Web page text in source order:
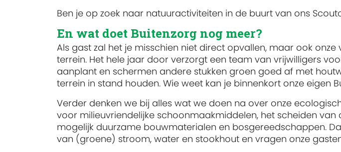
Ben je op zoek naar natuuractiviteiten in de buurt van ons
En wat doet Buitenzorg nog meer?
Als gast zal het je misschien niet direct opvallen, maar ook
terrein. Het hele jaar door verzorgt een team van vrijwilligers
aanplant en schermen andere stukken groen goed af met
terrein in stand houden. Wie weet kan je binnenkort onze eigen
Verder denken we bij alles wat we doen na over onze
voor milieuvriendelijke schoonmaakmiddelen, het scheiden
mogelijk duurzame bouwmaterialen en bosgereedschappen.
van (groene) stroom, water en stookhout en vragen onze